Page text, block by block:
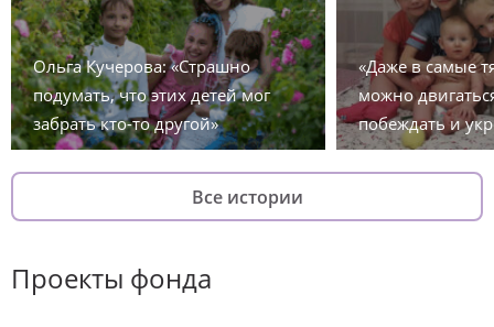
Ольга Кучерова: «Страшно
подумать, что этих детей мог
забрать кто-то другой»
«Даже в самые
можно
побеждать и
Все истории
Проекты фонда